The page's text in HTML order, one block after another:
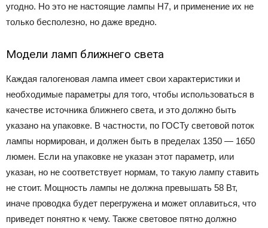
угодно. Но это не настоящие лампы Н7, и применение их не
только бесполезно, но даже вредно.
Модели ламп ближнего света
Каждая галогеновая лампа имеет свои характеристики и
необходимые параметры для того, чтобы использоваться в
качестве источника ближнего света, и это должно быть
указано на упаковке. В частности, по ГОСТу световой поток
лампы нормирован, и должен быть в пределах 1350 — 1650
люмен. Если на упаковке не указан этот параметр, или
указан, но не соответствует нормам, то такую лампу ставить
не стоит. Мощность лампы не должна превышать 58 Вт,
иначе проводка будет перегружена и может оплавиться, что
приведет понятно к чему. Также световое пятно должно